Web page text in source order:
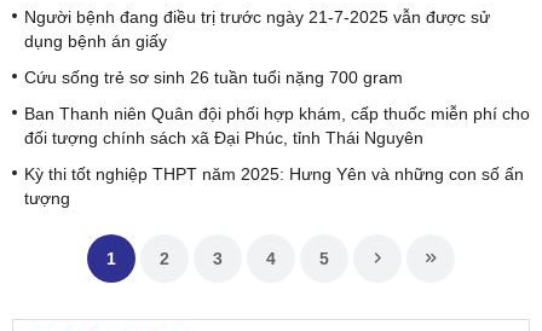
Người bệnh đang điều trị trước ngày 21-7-2025 vẫn được sử
dụng bệnh án giấy
Cứu sống trẻ sơ sinh 26 tuần tuổi nặng 700 gram
Ban Thanh niên Quân đội phối hợp khám, cấp thuốc miễn phí cho
đối tượng chính sách xã Đại Phúc, tỉnh Thái Nguyên
Kỳ thi tốt nghiệp THPT năm 2025: Hưng Yên và những con số ấn
tượng
1 2 3 4 5